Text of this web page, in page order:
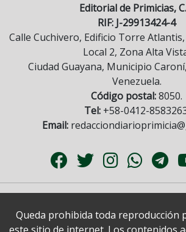
Editorial de Primicias,
RIF: J-29913424-4
Calle Cuchivero, Edificio Torre
Local 2, Zona Alta
Ciudad Guayana, Municipio
Venezuela.
Código postal:8050.
Tel:+58-0412-
Email:
Queda prohibida toda reproducción